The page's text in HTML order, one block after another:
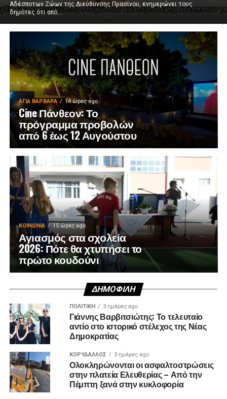
Αδέσποτων Ζώων της Διεύθυνσης Πρασίνου, ενημερώνει τους
δημότες ότι από...
ΑΓΙΑ ΒΑΡΒΑΡΑ 14 ώρες ago
Cine Πάνθεον: Το
πρόγραμμα προβολών
από 6 έως 12 Αυγούστου
ΚΟΙΝΩΝΊΑ 15 ώρες ago
Αγιασμός στα σχολεία
2026: Πότε θα χτυπήσει το
πρώτο κουδούνι
ΔΗΜΟΦΙΛΉ
ΠΟΛΙΤΙΚΉ 3 ημέρες ago
Γιάννης Βαρβιτσιώτης: Το τελευταίο
αντίο στο ιστορικό στέλεχος της Νέας
Δημοκρατίας
ΚΟΡΥΔΑΛΛΟΣ 3 ημέρες ago
Ολοκληρώνονται οι ασφαλτοστρώσεις
στην πλατεία Ελευθερίας – Από την
Πέμπτη ξανά στην κυκλοφορία